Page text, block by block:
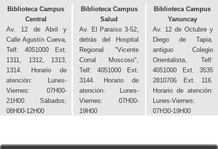
Biblioteca Campus
Central
Biblioteca Campus
Salud
Biblioteca Campus
Yanuncay
Av. 12 de Abril y
Calle Agustín Cueva,
Telf: 4051000 Ext.
1311, 1312, 1313,
1314. Horario de
atención: Lunes-
Viernes: 07H00-
21H00. Sábados:
08H00-12H00
Av. El Paraíso 3-52,
detrás del Hospital
Regional "Vicente
Corral Moscoso",
Telf: 4051000 Ext.
3144. Horario de
atención: Lunes-
Viernes: 07H00-
19H00
Av. 12 de Octubre y
Diego de Tapia,
antiguo Colegio
Orientalista, Telf:
4051000 Ext. 3535
2810706 Ext. 116.
Horario de atención:
Lunes-Viernes:
07H30-19H00